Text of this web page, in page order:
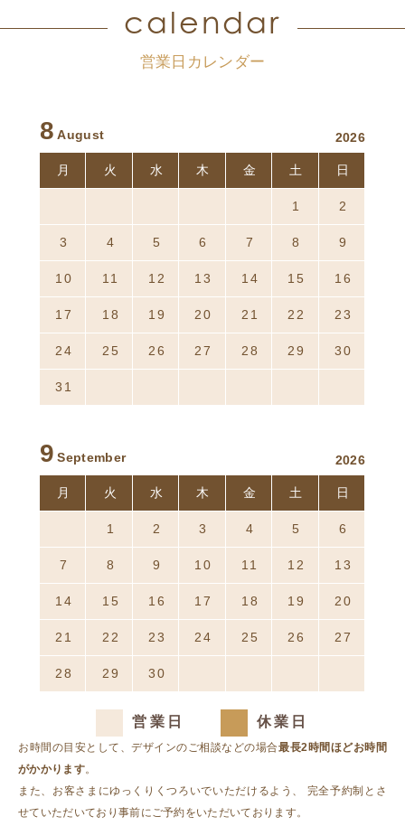
calendar
営業日カレンダー
8 August 2026
月 火 水 木 金 土 日
1 2
3 4 5 6 7 8 9
10 11 12 13 14 15 16
17 18 19 20 21 22 23
24 25 26 27 28 29 30
31
1
9 September 2026
月 火 水 木 金 土 日
1 2 3 4 5 6
7 8 9 10 11 12 13
14 15 16 17 18 19 20
21 22 23 24 25 26 27
28 29 30
1
営業日 休業日
お時間の目安として、デザインのご相談などの場合最長2時間ほどお時間
がかかります。
また、お客さまにゆっくりくつろいでいただけるよう、
完全予約制とさ
せていただいており事前にご予約をいただいております。